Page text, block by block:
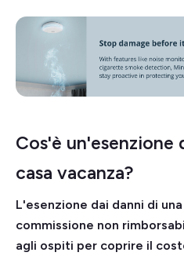
Cos'è un'esenzione
casa vacanza?
L'esenzione dai danni di
commissione non
agli ospiti per coprire il